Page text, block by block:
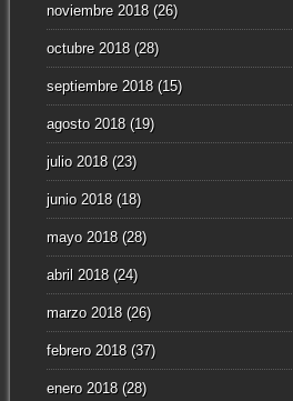
noviembre 2018(26)
octubre 2018(28)
septiembre 2018(15)
agosto 2018(19)
julio 2018(23)
junio 2018(18)
mayo 2018(28)
abril 2018(24)
marzo 2018(26)
febrero 2018(37)
enero 2018(28)